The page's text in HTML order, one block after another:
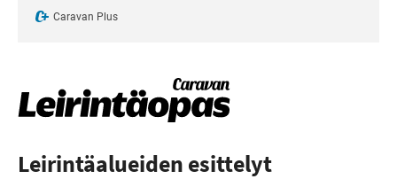
Caravan Plus
Leirintäalueiden esittelyt